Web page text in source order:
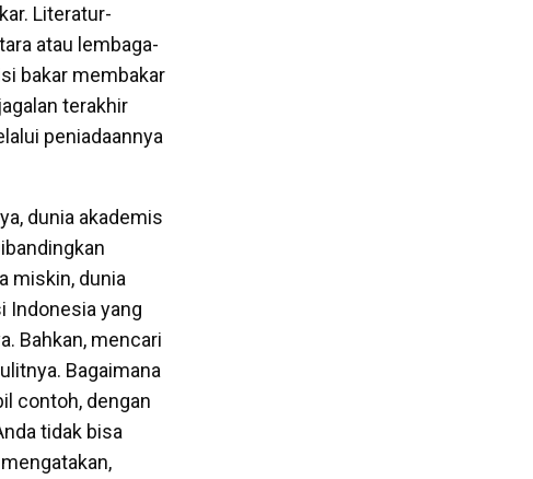
Literatur-
atau lembaga-
bakar membakar
terakhir
peniadaannya
dunia akademis
miskin, dunia
Indonesia yang
Bahkan, mencari
Bagaimana
contoh, dengan
tidak bisa